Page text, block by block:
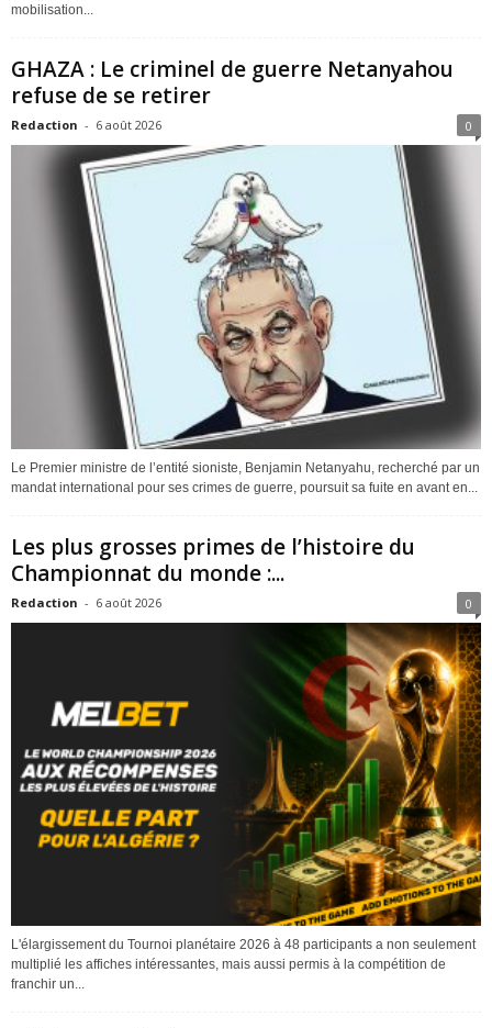
mobilisation...
GHAZA : Le criminel de guerre Netanyahou
refuse de se retirer
Redaction - 6 août 2026 0
Le Premier ministre de l’entité sioniste, Benjamin Netanyahu, recherché par un
mandat international pour ses crimes de guerre, poursuit sa fuite en avant en...
Les plus grosses primes de l’histoire du
Championnat du monde :...
Redaction - 6 août 2026 0
L'élargissement du Tournoi planétaire 2026 à 48 participants a non seulement
multiplié les affiches intéressantes, mais aussi permis à la compétition de
franchir un...